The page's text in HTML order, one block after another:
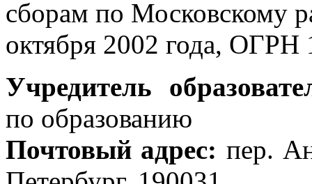
сборам по Московскому
октября 2002 года, ОГРН
Учредитель
по образованию
Почтовый адрес: пер.